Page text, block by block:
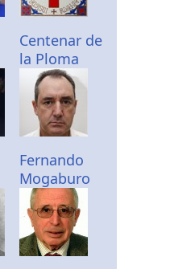
Centenar de
la Ploma
Fernando
Mogaburo